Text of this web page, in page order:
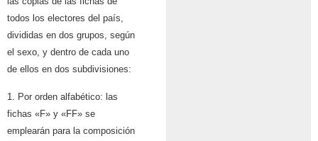
todos los electores del país,
divididas en dos grupos, según
el sexo, y dentro de cada uno
de ellos en dos subdivisiones:
1. Por orden alfabético: las
fichas «F» y «FF» se
emplearán para la composición